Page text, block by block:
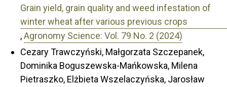
Grain yield, grain quality and weed infestation of
winter wheat after various previous crops
,Agronomy Science: Vol. 79 No. 2 (2024)
Cezary Trawczyński, Małgorzata Szczepanek,
Dominika Boguszewska-Mańkowska, Milena
Pietraszko, Elżbieta Wszelaczyńska, Jarosław